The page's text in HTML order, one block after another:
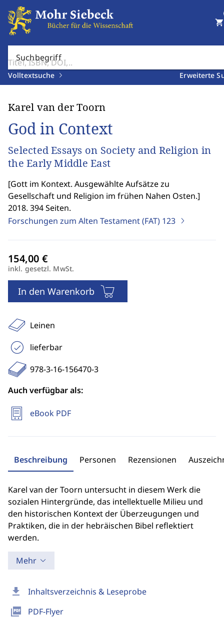
Suchbegriff
Volltextsuche Erweiterte
shopping_cart
download Inhaltsverzeichnis & Leseprobe
picture_as_pdf PDF-Flyer
Karel van der Toorn
God in Context
Selected Essays on Society and Religion in
the Early Middle East
[Gott im Kontext. Ausgewählte Aufsätze zu
Gesellschaft und Religion im frühen Nahen Osten.]
2018. 394 Seiten.
Forschungen zum Alten Testament (FAT) 123
inkl. gesetzl. MwSt.
In den Warenkorb
Leinen
lieferbar
978-3-16-156470-3
Auch verfügbar als:
eBook PDF
Beschreibung Personen Rezensionen
Karel van der Toorn untersucht in diesem Werk die
sozialen Hintergründe, das intellektuelle Milieu und
den historischen Kontext der Überzeugungen und
Praktiken, die in der hebräischen Bibel reflektiert
werden.
Mehr